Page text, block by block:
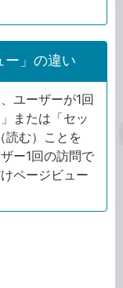
ー」の違い
ユーザーが1回
または「セッ
読む）ことを
ー1回の訪問で
ページビュー